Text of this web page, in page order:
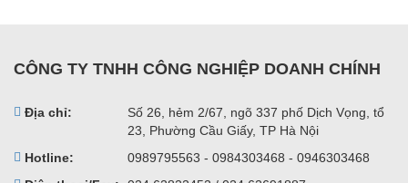
CÔNG TY TNHH CÔNG NGHIỆP DOANH CHÍNH
Địa chỉ:
Số 26, hẻm 2/67, ngõ 337 phố Dịch Vọng, tổ
23, Phường Cầu Giấy, TP Hà Nội
Hotline:
0989795563 - 0984303468 - 0946303468